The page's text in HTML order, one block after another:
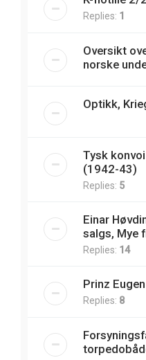
Replies: 1
Oversikt
norske
Optikk,
Tysk
(1942-43)
Replies: 5
Einar
salgs, Mye
Replies: 14
Prinz
Replies: 8